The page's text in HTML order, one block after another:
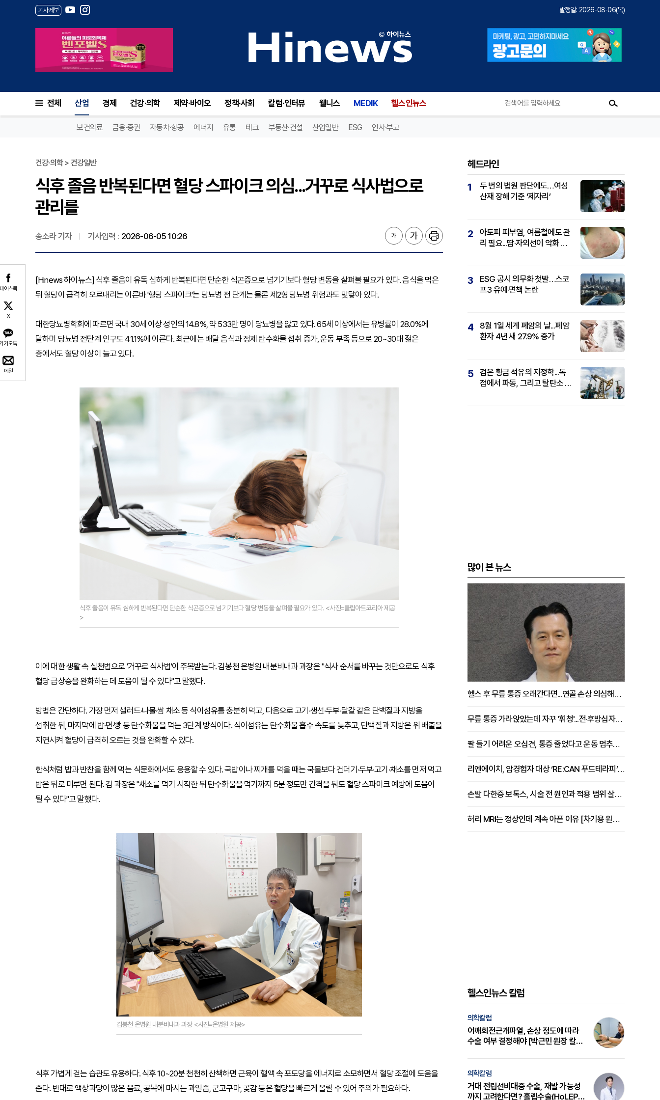
기사제보 발행일: 2026-08-06(목)
전체 산업 경제 건강·의학 제약·바이오 정책·사회 칼럼·인터뷰 웰니스 MEDIK 헬스인뉴스
보건의료 금융·증권 자동차·항공 에너지 유통 테크 부동산·건설 산업일반 ESG 인사·부고
이스북
X
카오톡
메일
건강·의학 > 건강일반
식후 졸음 반복된다면 혈당 스파이크 의심...거꾸로 식사법으로
관리를
송소라 기자 기사입력 : 2026-06-05 10:26
[Hinews 하이뉴스] 식후 졸음이 유독 심하게 반복된다면 단순한 식곤증으로 넘기기보다 혈당 변동을 살펴볼 필요가 있다. 음식을 먹은
뒤 혈당이 급격히 오르내리는 이른바 '혈당 스파이크'는 당뇨병 전 단계는 물론 제2형 당뇨병 위험과도 맞닿아 있다.
대한당뇨병학회에 따르면 국내 30세 이상 성인의 14.8%, 약 533만 명이 당뇨병을 앓고 있다. 65세 이상에서는 유병률이 28.0%에
달하며 당뇨병 전단계 인구도 41.1%에 이른다. 최근에는 배달 음식과 정제 탄수화물 섭취 증가, 운동 부족 등으로 20~30대 젊은
층에서도 혈당 이상이 늘고 있다.
식후 졸음이 유독 심하게 반복된다면 단순한 식곤증으로 넘기기보다 혈당 변동을 살펴볼 필요가 있다. <사진=클립아트코리아 제공
>
이에 대한 생활 속 실천법으로 '거꾸로 식사법'이 주목받는다. 김봉천 온병원 내분비내과 과장은 "식사 순서를 바꾸는 것만으로도 식후
혈당 급상승을 완화하는 데 도움이 될 수 있다"고 말했다.
방법은 간단하다. 가장 먼저 샐러드·나물·쌈 채소 등 식이섬유를 충분히 먹고, 다음으로 고기·생선·두부·달걀 같은 단백질과 지방을
섭취한 뒤, 마지막에 밥·면·빵 등 탄수화물을 먹는 3단계 방식이다. 식이섬유는 탄수화물 흡수 속도를 늦추고, 단백질과 지방은 위 배출을
지연시켜 혈당이 급격히 오르는 것을 완화할 수 있다.
한식처럼 밥과 반찬을 함께 먹는 식문화에서도 응용할 수 있다. 국밥이나 찌개를 먹을 때는 국물보다 건더기·두부·고기·채소를 먼저 먹고
밥은 뒤로 미루면 된다. 김 과장은 "채소를 먹기 시작한 뒤 탄수화물을 먹기까지 5분 정도만 간격을 둬도 혈당 스파이크 예방에 도움이
될 수 있다"고 말했다.
김봉천 온병원 내분비내과 과장 <사진=온병원 제공>
식후 가볍게 걷는 습관도 유용하다. 식후 10~20분 천천히 산책하면 근육이 혈액 속 포도당을 에너지로 소모하면서 혈당 조절에 도움을
준다. 반대로 액상과당이 많은 음료, 공복에 마시는 과일즙, 군고구마, 곶감 등은 혈당을 빠르게 올릴 수 있어 주의가 필요하다.
헤드라인
1
두 번의 법원 판단에도…여성
산재 장해 기준 ‘제자리’
2
아토피 피부염, 여름철에도 관
리 필요...땀·자외선이 악화 요
3
ESG 공시 의무화 첫발…스코
프3 유예·면책 논란
4
8월 1일 세계 폐암의 날...폐암
환자 4년 새 27.9% 증가
5
검은 황금 석유의 지정학...독
점에서 파동, 그리고 탈탄소 패
많이 본 뉴스
헬스 후 무릎 통증 오래간다면...연골 손상 의심해야 [김상범 원장 칼럼]
무릎 통증 가라앉았는데 자꾸 '휘청'...전·후방십자인대 파열 확인해야 [곽우경 원장 칼럼]
팔 들기 어려운 오십견, 통증 줄었다고 운동 멈추면 안 되는 이유 [이병욱 원장 칼럼]
리엔에이치, 암경험자 대상 ‘RE:CAN 푸드테라피’ 운영
손발 다한증 보톡스, 시술 전 원인과 적용 범위 살펴야 [강윤일 원장 칼럼]
허리 MRI는 정상인데 계속 아픈 이유 [차기용 원장 칼럼]
헬스인뉴스 칼럼
의학칼럼
어깨회전근개파열, 손상 정도에 따라
수술 여부 결정해야 [박근민 원장 칼
의학칼럼
거대 전립선비대증 수술, 재발 가능성
까지 고려한다면? 홀렙수술(HoLEP)